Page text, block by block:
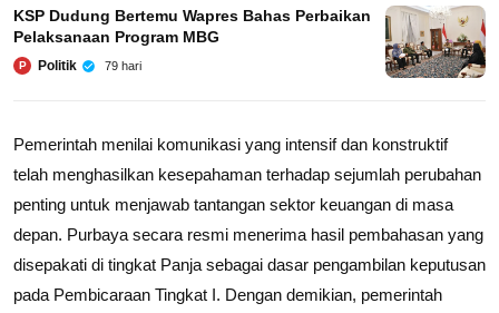
KSP Dudung Bertemu Wapres Bahas Perbaikan
Pelaksanaan Program MBG
P Politik 79 hari
Pemerintah menilai komunikasi yang intensif dan konstruktif
telah menghasilkan kesepahaman terhadap sejumlah perubahan
penting untuk menjawab tantangan sektor keuangan di masa
depan. Purbaya secara resmi menerima hasil pembahasan yang
disepakati di tingkat Panja sebagai dasar pengambilan keputusan
pada Pembicaraan Tingkat I. Dengan demikian, pemerintah